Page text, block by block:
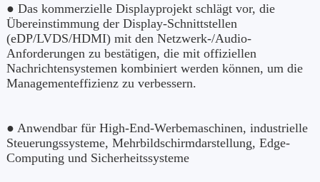
● Das kommerzielle Displayprojekt schlägt vor, die
Übereinstimmung der Display-Schnittstellen
(eDP/LVDS/HDMI) mit den Netzwerk-/Audio-
Anforderungen zu bestätigen, die mit offiziellen
Nachrichtensystemen kombiniert werden können, um die
Managementeffizienz zu verbessern.
● Anwendbar für High-End-Werbemaschinen, industrielle
Steuerungssysteme, Mehrbildschirmdarstellung, Edge-
Computing und Sicherheitssysteme